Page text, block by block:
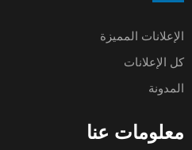
الإعلانات المميزة
كل الإعلانات
المدونة
معلومات عنا